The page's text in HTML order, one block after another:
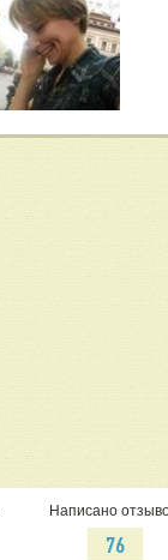
Написано
76